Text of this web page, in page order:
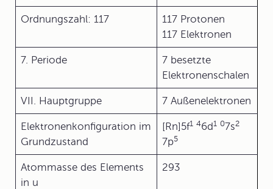
Ordnungszahl: 117
117 Protonen
117 Elektronen
7. Periode
7 besetzte
Elektronenschalen
VII. Hauptgruppe 7 Außenelektronen
Elektronenkonfiguration im
Grundzustand
[Rn]5f1 46d1 07s2
7p5
Atommasse des Elements
in u
293